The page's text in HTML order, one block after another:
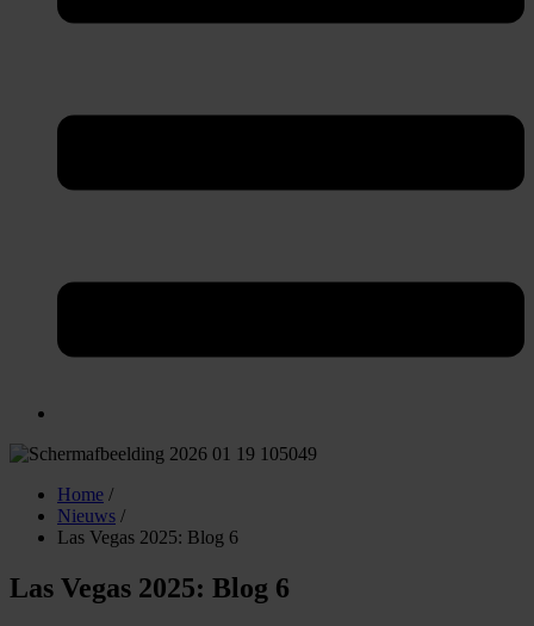
Home /
Nieuws /
Las Vegas 2025: Blog 6
Las Vegas 2025: Blog 6